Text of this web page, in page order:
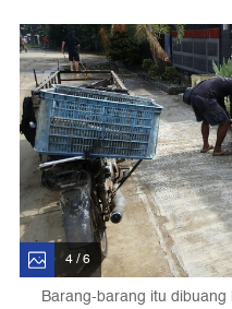
4 / 6
Barang-barang itu